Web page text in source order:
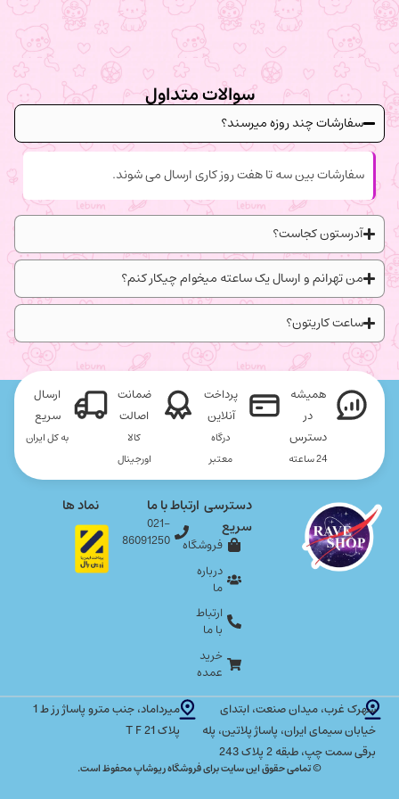
سوالات متداول
سفارشات چند روزه میرسند؟
سفارشات بین سه تا هفت روز کاری ارسال می شوند.
آدرستون کجاست؟
من تهرانم و ارسال یک ساعته میخوام چیکار کنم؟
ساعت کاریتون؟
همیشه
در
دسترس
24 ساعته
پرداخت
آنلاین
درگاه
معتبر
ضمانت
اصالت
کالا
اورجینال
ارسال
سریع
به کل ایران
شهرک غرب، میدان صنعت، ابتدای
خیابان سیمای ایران، پاساژ پلاتین، پله
برقی سمت چپ، طبقه 2 پلاک 243
میرداماد، جنب مترو پاساژ رز ط 1
پلاک T F 21
دسترسی
سریع
فروشگاه
درباره
ما
ارتباط
با ما
خرید
عمده
ارتباط با ما
021-
86091250
نماد ها
© تمامی حقوق این سایت برای فروشگاه ریوشاپ محفوظ است.